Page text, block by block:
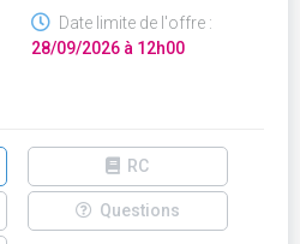
Date limite de l'offre :
28/09/2026 à 12h00
RC
Questions